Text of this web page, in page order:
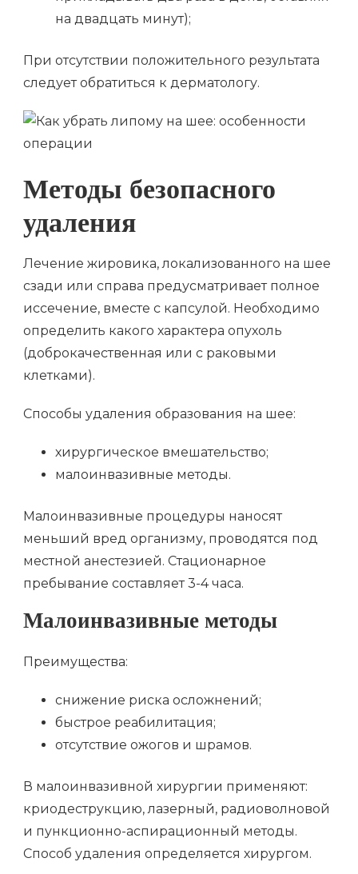
на двадцать минут);
При отсутствии положительного результата
следует обратиться к дерматологу.
Методы безопасного
удаления
Лечение жировика, локализованного на шее
сзади или справа предусматривает полное
иссечение, вместе с капсулой. Необходимо
определить какого характера опухоль
(доброкачественная или с раковыми
клетками).
Способы удаления образования на шее:
хирургическое вмешательство;
малоинвазивные методы.
Малоинвазивные процедуры наносят
меньший вред организму, проводятся под
местной анестезией. Стационарное
пребывание составляет 3-4 часа.
Малоинвазивные методы
Преимущества:
снижение риска осложнений;
быстрое реабилитация;
отсутствие ожогов и шрамов.
В малоинвазивной хирургии применяют:
криодеструкцию, лазерный, радиоволновой
и пункционно-аспирационный методы.
Способ удаления определяется хирургом.